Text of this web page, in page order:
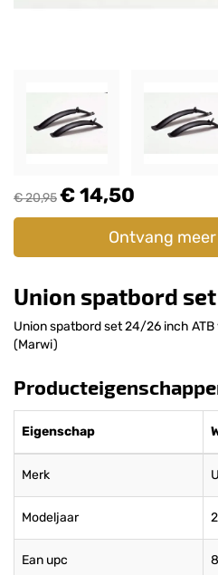
€ 20,95€ 14,50
Ontvang
Union spatbord
Union spatbord set 24/26 inch
(Marwi)
Eigenschap
Merk
Modeljaar
Ean upc